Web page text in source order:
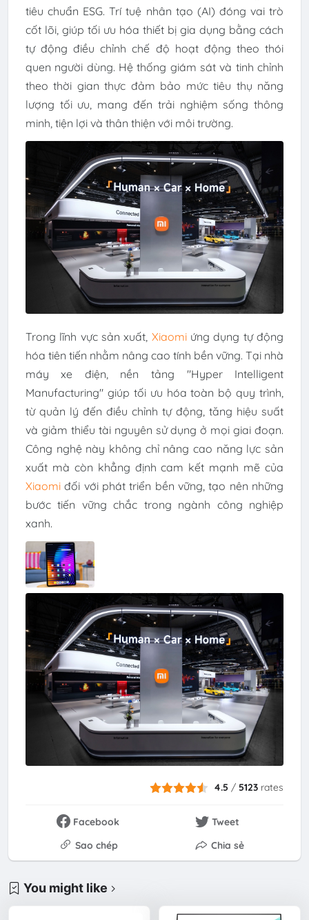
tiêu chuẩn ESG. Trí tuệ nhân tạo (AI) đóng vai trò
cốt lõi, giúp tối ưu hóa thiết bị gia dụng bằng cách
tự động điều chỉnh chế độ hoạt động theo thói
quen người dùng. Hệ thống giám sát và tinh chỉnh
theo thời gian thực đảm bảo mức tiêu thụ năng
lượng tối ưu, mang đến trải nghiệm sống thông
minh, tiện lợi và thân thiện với môi trường.
Trong lĩnh vực sản xuất, Xiaomiứng dụng tự động
hóa tiên tiến nhằm nâng cao tính bền vững. Tại nhà
máy xe điện, nền tảng "Hyper Intelligent
Manufacturing" giúp tối ưu hóa toàn bộ quy trình,
từ quản lý đến điều chỉnh tự động, tăng hiệu suất
và giảm thiểu tài nguyên sử dụng ở mọi giai đoạn.
Công nghệ này không chỉ nâng cao năng lực sản
xuất mà còn khẳng định cam kết mạnh mẽ của
Xiaomiđối với phát triển bền vững, tạo nên những
bước tiến vững chắc trong ngành công nghiệp
xanh.
4.5 /5123 rates
Facebook
Tweet
Sao chép
Chia sẻ
You might like